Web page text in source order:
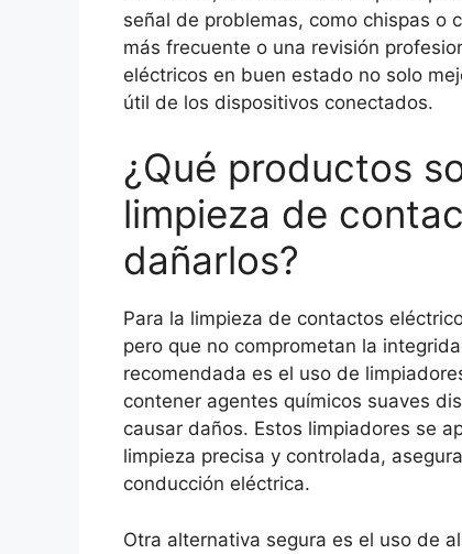
señal de problemas, como chispas o
más frecuente o una revisión
eléctricos en buen estado no solo
útil de los dispositivos conectados.
¿Qué productos
limpieza de
dañarlos?
Para la limpieza de contactos
pero que no comprometan la
recomendada es el uso de
contener agentes químicos suaves
causar daños. Estos limpiadores se
limpieza precisa y controlada,
conducción eléctrica.
Otra alternativa segura es el uso de